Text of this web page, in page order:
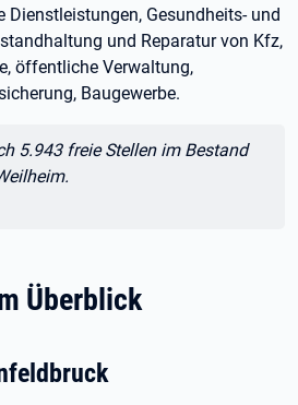
Gesundheits- und
und Reparatur von Kfz,
öffentliche Verwaltung,
Baugewerbe.
5.943 freie Stellen im Bestand
Überblick